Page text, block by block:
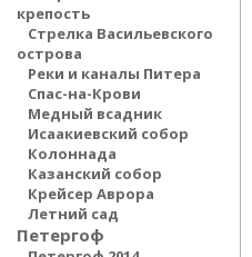
крепость
Стрелка Васильевского
острова
Реки и каналы Питера
Спас-на-Крови
Медный всадник
Исаакиевский собор
Колоннада
Казанский собор
Крейсер Аврора
Летний сад
Петергоф